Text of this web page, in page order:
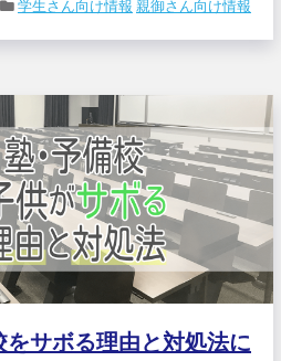
学生さん向け情報 親御さん向け情報
をサボる理由と対処法に